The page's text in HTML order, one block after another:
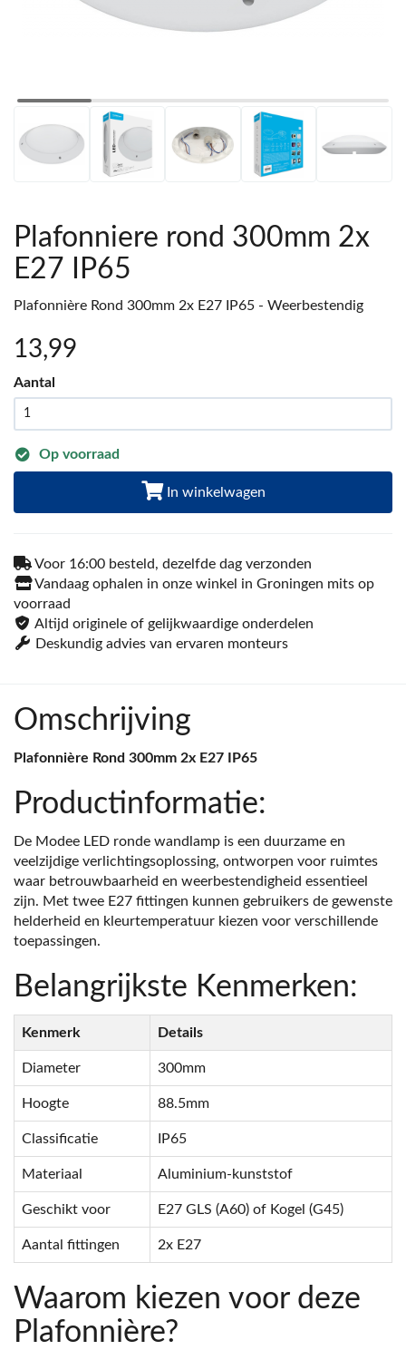
Plafonniere rond 300mm 2x
E27 IP65
Plafonnière Rond 300mm 2x E27 IP65 - Weerbestendig
13,99
Aantal
Op voorraad
In winkelwagen
Voor 16:00 besteld, dezelfde dag verzonden
Vandaag ophalen in onze winkel in Groningen mits op
voorraad
Altijd originele of gelijkwaardige onderdelen
Deskundig advies van ervaren monteurs
Omschrijving
Plafonnière Rond 300mm 2x E27 IP65
Productinformatie:
De Modee LED ronde wandlamp is een duurzame en
veelzijdige verlichtingsoplossing, ontworpen voor ruimtes
waar betrouwbaarheid en weerbestendigheid essentieel
zijn. Met twee E27 fittingen kunnen gebruikers de gewenste
helderheid en kleurtemperatuur kiezen voor verschillende
toepassingen.
Belangrijkste Kenmerken:
Kenmerk Details
Diameter 300mm
Hoogte 88.5mm
Classificatie IP65
Materiaal Aluminium-kunststof
Geschikt voor E27 GLS (A60) of Kogel (G45)
Aantal fittingen 2x E27
Waarom kiezen voor deze
Plafonnière?